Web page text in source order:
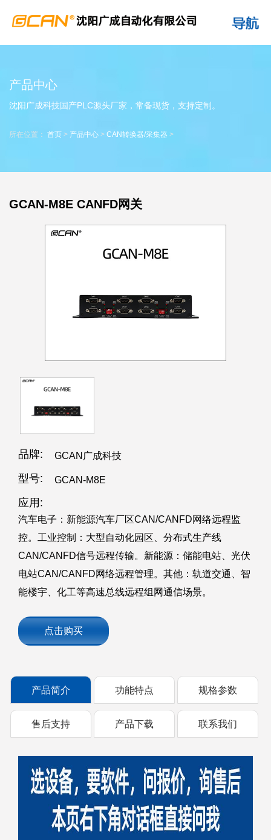
产品中心
沈阳广成科技国产PLC源头厂家，常备现货，支持定制。
所在位置： 首页 > 产品中心 > CAN转换器/采集器 >
GCAN-M8E CANFD网关
品牌: GCAN广成科技
型号: GCAN-M8E
应用:
汽车电子：新能源汽车厂区CAN/CANFD网络远程监
控。工业控制：大型自动化园区、分布式生产线
CAN/CANFD信号远程传输。新能源：储能电站、光伏
电站CAN/CANFD网络远程管理。其他：轨道交通、智
能楼宇、化工等高速总线远程组网通信场景。
点击购买
产品简介 功能特点 规格参数
售后支持 产品下载 联系我们